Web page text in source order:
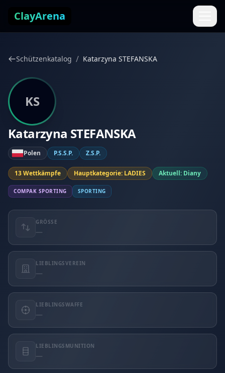
ClayArena
Schützenkatalog / Katarzyna STEFANSKA
KS
Katarzyna STEFANSKA
Polen P.S.S.P. Z.S.P.
13 Wettkämpfe Hauptkategorie: LADIES Aktuell: Diany
COMPAK SPORTING SPORTING
GRÖSSE
—
LIEBLINGSVEREIN
—
LIEBLINGSWAFFE
—
LIEBLINGSMUNITION
—